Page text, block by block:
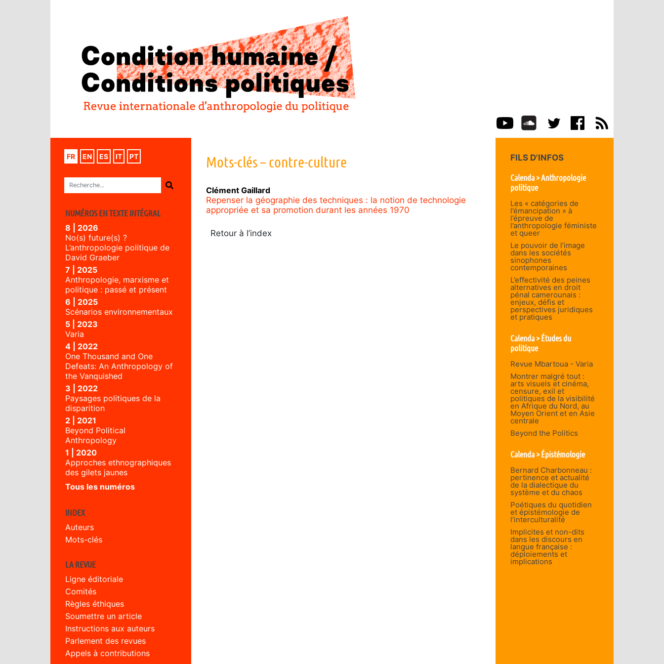
FR EN ES IT PT
NUMÉROS EN TEXTE INTÉGRAL
8 | 2026
No(s) future(s) ?
L’anthropologie politique de
David Graeber
7 | 2025
Anthropologie, marxisme et
politique : passé et présent
6 | 2025
Scénarios environnementaux
5 | 2023
Varia
4 | 2022
One Thousand and One
Defeats: An Anthropology of
the Vanquished
3 | 2022
Paysages politiques de la
disparition
2 | 2021
Beyond Political
Anthropology
1 | 2020
Approches ethnographiques
des gilets jaunes
Tous les numéros
INDEX
Auteurs
Mots-clés
LA REVUE
Ligne éditoriale
Comités
Règles éthiques
Soumettre un article
Instructions aux auteurs
Parlement des revues
Appels à contributions
Mots-clés – contre-culture
Clément Gaillard
Repenser la géographie des techniques : la notion de technologie
appropriée et sa promotion durant les années 1970
Retour à l’index
FILS D'INFOS
Calenda > Anthropologie
politique
Les « catégories de
l’émancipation » à
l’épreuve de
l’anthropologie féministe
et queer
Le pouvoir de l’image
dans les sociétés
sinophones
contemporaines
L’effectivité des peines
alternatives en droit
pénal camerounais :
enjeux, défis et
perspectives juridiques
et pratiques
Calenda > Études du
politique
Revue Mbartoua - Varia
Montrer malgré tout :
arts visuels et cinéma,
censure, exil et
politiques de la visibilité
en Afrique du Nord, au
Moyen Orient et en Asie
centrale
Beyond the Politics
Calenda > Épistémologie
Bernard Charbonneau :
pertinence et actualité
de la dialectique du
système et du chaos
Poétiques du quotidien
et épistémologie de
l’interculturalité
Implicites et non-dits
dans les discours en
langue française :
déploiements et
implications